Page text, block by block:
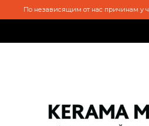
По независящим от нас причинам у